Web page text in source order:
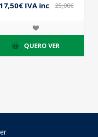
17,50€ IVA inc
25,00€
QUERO VER